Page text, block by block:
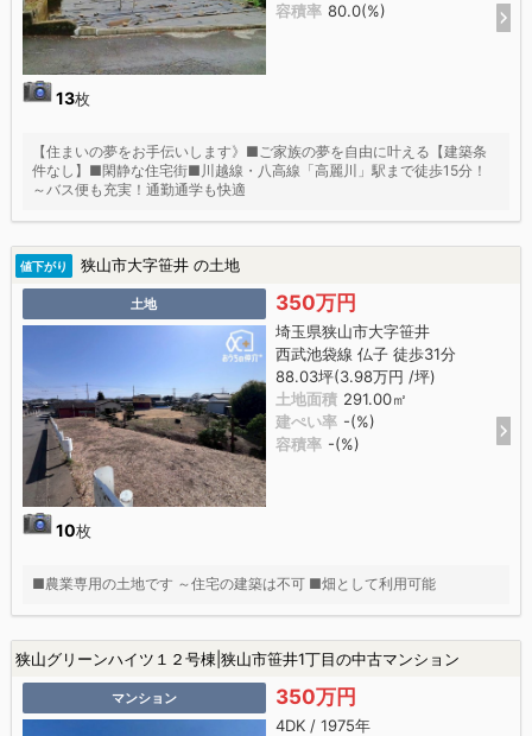
13枚
容積率 80.0(%)
【住まいの夢をお手伝いします》■ご家族の夢を自由に叶える【建築条
件なし】■閑静な住宅街■川越線・八高線「高麗川」駅まで徒歩15分！
～バス便も充実！通勤通学も快適
値下がり 狭山市大字笹井 の土地
土地
10枚
350万円
埼玉県狭山市大字笹井
西武池袋線 仏子 徒歩31分
88.03坪(3.98万円 /坪)
土地面積 291.00㎡
建ぺい率 -(%)
容積率 -(%)
■農業専用の土地です ～住宅の建築は不可 ■畑として利用可能
狭山グリーンハイツ１２号棟|狭山市笹井1丁目の中古マンション
マンション 350万円
4DK / 1975年